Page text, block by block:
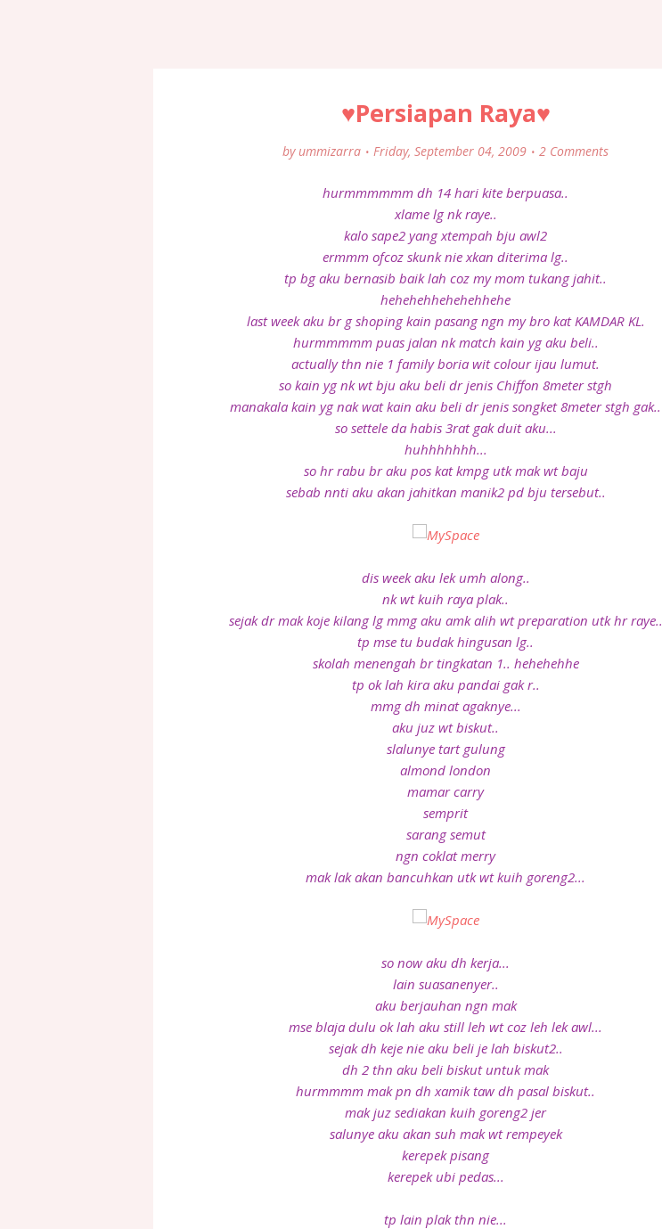
♥Persiapan Raya♥
by ummizarra Friday, September 04, 2009 2 Comments
hurmmmmmm dh 14 hari kite berpuasa..
xlame lg nk raye..
kalo sape2 yang xtempah bju awl2
ermmm ofcoz skunk nie xkan diterima lg..
tp bg aku bernasib baik lah coz my mom tukang jahit..
hehehehhehehehhehe
last week aku br g shoping kain pasang ngn my bro kat KAMDAR KL.
hurmmmmm puas jalan nk match kain yg aku beli..
actually thn nie 1 family boria wit colour ijau lumut.
so kain yg nk wt bju aku beli dr jenis Chiffon 8meter stgh
manakala kain yg nak wat kain aku beli dr jenis songket 8meter stgh gak..
so settele da habis 3rat gak duit aku...
huhhhhhhh...
so hr rabu br aku pos kat kmpg utk mak wt baju
sebab nnti aku akan jahitkan manik2 pd bju tersebut..
dis week aku lek umh along..
nk wt kuih raya plak..
sejak dr mak koje kilang lg mmg aku amk alih wt preparation utk hr raye..
tp mse tu budak hingusan lg..
skolah menengah br tingkatan 1.. hehehehhe
tp ok lah kira aku pandai gak r..
mmg dh minat agaknye...
aku juz wt biskut..
slalunye tart gulung
almond london
mamar carry
semprit
sarang semut
ngn coklat merry
mak lak akan bancuhkan utk wt kuih goreng2...
so now aku dh kerja...
lain suasanenyer..
aku berjauhan ngn mak
mse blaja dulu ok lah aku still leh wt coz leh lek awl...
sejak dh keje nie aku beli je lah biskut2..
dh 2 thn aku beli biskut untuk mak
hurmmmm mak pn dh xamik taw dh pasal biskut..
mak juz sediakan kuih goreng2 jer
salunye aku akan suh mak wt rempeyek
kerepek pisang
kerepek ubi pedas...
tp lain plak thn nie...